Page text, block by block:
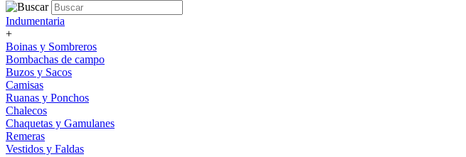
Indumentaria
+
Boinas y Sombreros
Bombachas de campo
Buzos y Sacos
Camisas
Ruanas y Ponchos
Chalecos
Chaquetas y Gamulanes
Remeras
Vestidos y Faldas